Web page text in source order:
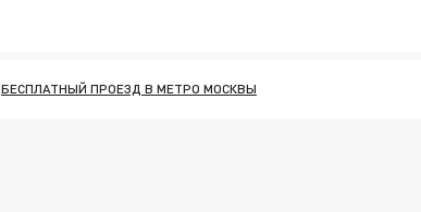
БЕСПЛАТНЫЙ ПРОЕЗД В МЕТРО МОСКВЫ